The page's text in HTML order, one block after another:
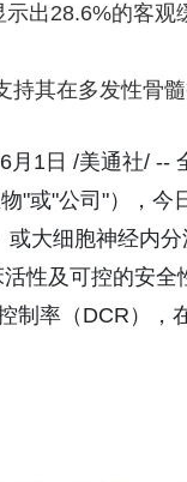
出28.6%的客
持其在多发性骨
月1日 /美通社/ --
"或"公司"），
大细胞神经内
性及可控的安
制率（DCR）